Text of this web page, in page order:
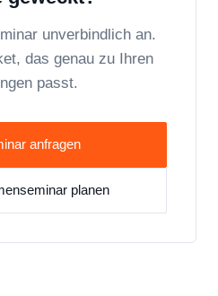
unverbindlich an.
das genau zu Ihren
passt.
anfragen
planen